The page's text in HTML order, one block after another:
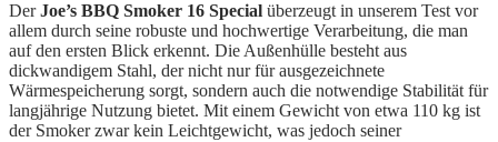
DerJoe’s BBQ Smoker 16 Special überzeugt in unserem Test vor
allem durch seine robuste und hochwertige Verarbeitung, die man
auf den ersten Blick erkennt. Die Außenhülle besteht aus
dickwandigem Stahl, der nicht nur für ausgezeichnete
Wärmespeicherung sorgt, sondern auch die notwendige Stabilität für
langjährige Nutzung bietet. Mit einem Gewicht von etwa 110 kg ist
der Smoker zwar kein Leichtgewicht, was jedoch seiner